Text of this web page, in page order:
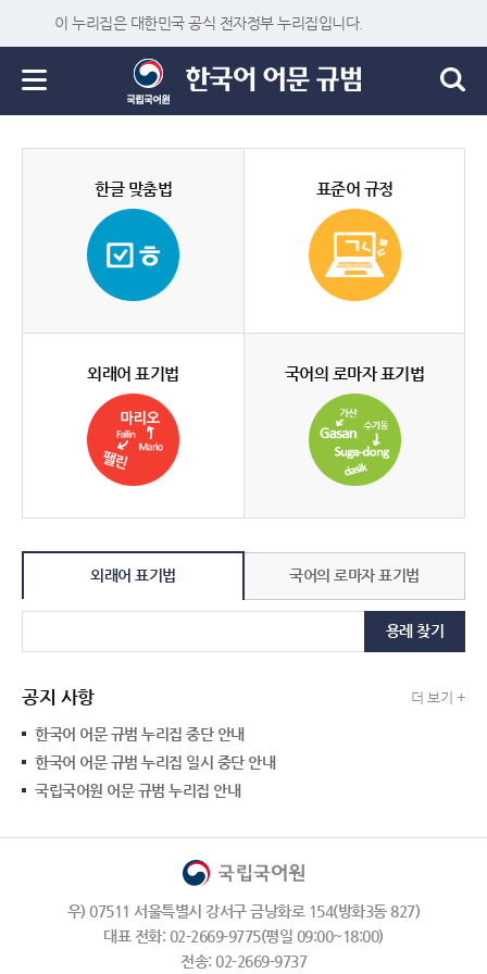
이 누리집은 대한민국 공식 전자정부 누리집입니다.
한글 맞춤법 표준어 규정
외래어 표기법 국어의 로마자 표기법
외래어 표기법 국어의 로마자 표기법
용례 찾기
공지 사항 더 보기 +
한국어 어문 규범 누리집 중단 안내
한국어 어문 규범 누리집 일시 중단 안내
국립국어원 어문 규범 누리집 안내
우) 07511 서울특별시 강서구 금낭화로 154(방화3동 827)
대표 전화: 02-2669-9775(평일 09:00~18:00)
전송: 02-2669-9737